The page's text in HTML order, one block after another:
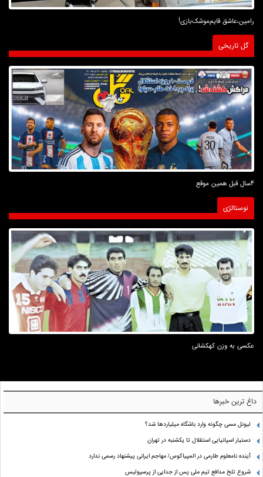
رامین،عاشق قایم‌موشک‌بازی!
گل تاریخی
4سال قبل همین موقع
نوستالژی
عکسی به وزن کهکشانی
داغ ترین خبرها
لیونل مسی چگونه وارد باشگاه میلیاردها شد؟
دستیار اسپانیایی استقلال تا یکشنبه در تهران
آینده نامعلوم طارمی در المپیاکوس/ مهاجم ایرانی پیشنهاد رسمی ندارد
شروع تلخ مدافع تیم ملی پس از جدایی از پرسپولیس